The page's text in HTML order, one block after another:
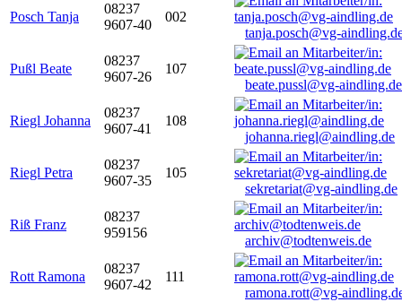
Posch Tanja
08237
9607-40
002
tanja.posch@vg-
Pußl Beate
08237
9607-26
107
beate.pussl@vg-aindling.de
Riegl Johanna
08237
9607-41
108
johanna.riegl@aindling.de
Riegl Petra
08237
9607-35
105
sekretariat@vg-aindling.de
Riß Franz
08237
959156
archiv@todtenweis.de
Rott Ramona
08237
9607-42
111
ramona.rott@vg-